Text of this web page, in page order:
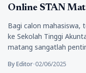
Online STAN
Bagi calon mahasiswa,
ke Sekolah Tinggi
matang sangatlah
By Editor•02/06/2025